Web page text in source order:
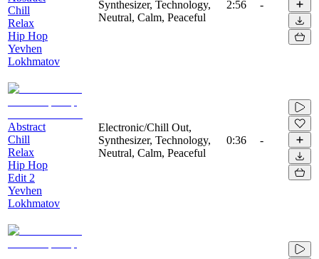
Chill
Relax
Hip Hop
Yevhen
Lokhmatov
Synthesizer, Technology,
Neutral, Calm, Peaceful
2:56 -
Abstract
Chill
Relax
Hip Hop
Edit 2
Yevhen
Lokhmatov
Electronic/Chill Out,
Synthesizer, Technology,
Neutral, Calm, Peaceful
0:36 -